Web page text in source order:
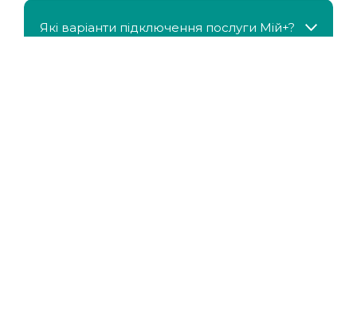
Які варіанти підключення послуги Мій+?